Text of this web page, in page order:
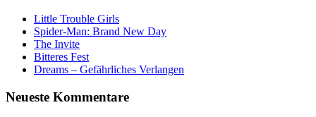
Little Trouble Girls
Spider-Man: Brand New Day
The Invite
Bitteres Fest
Dreams – Gefährliches Verlangen
Neueste Kommentare